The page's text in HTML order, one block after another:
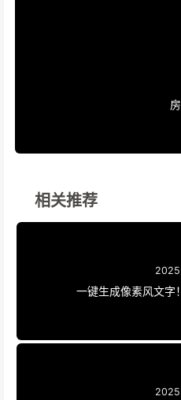
相关推荐
一键生成像素风文字